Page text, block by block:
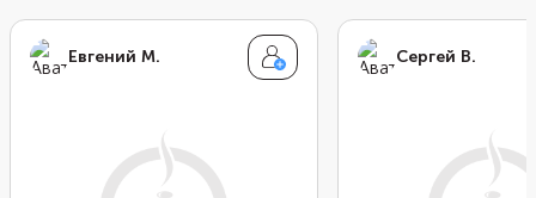
Евгений М. Сергей В.